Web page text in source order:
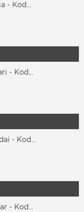
- Kod...
- Kod...
- Kod...
- Kod...